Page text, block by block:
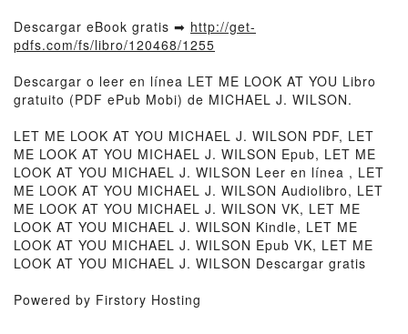
Descargar eBook gratis ➡ http://get-
pdfs.com/fs/libro/120468/1255
Descargar o leer en línea LET ME LOOK AT YOU Libro
gratuito (PDF ePub Mobi) de MICHAEL J. WILSON.
LET ME LOOK AT YOU MICHAEL J. WILSON PDF, LET
ME LOOK AT YOU MICHAEL J. WILSON Epub, LET ME
LOOK AT YOU MICHAEL J. WILSON Leer en línea , LET
ME LOOK AT YOU MICHAEL J. WILSON Audiolibro, LET
ME LOOK AT YOU MICHAEL J. WILSON VK, LET ME
LOOK AT YOU MICHAEL J. WILSON Kindle, LET ME
LOOK AT YOU MICHAEL J. WILSON Epub VK, LET ME
LOOK AT YOU MICHAEL J. WILSON Descargar gratis
Powered by Firstory Hosting